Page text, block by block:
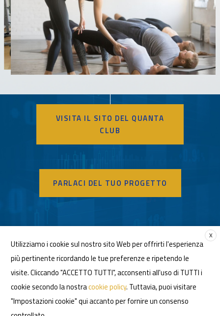
VISITA IL SITO DEL QUANTA
CLUB
IL SITO DEL QUANTA CLUB
PARLACI DEL TUO PROGETTO
PARLACI DEL TUO PROGETTO
F.D.Q. S.R.L. con Socio Unico - Via Assietta, 19
20161 Milano Italia P.I. 10405100966 Cap. soc.
1.148.000 € iv
X
Utilizziamo i cookie sul nostro sito Web per offrirti l'esperienza
più pertinente ricordando le tue preferenze e ripetendo le
visite. Cliccando "ACCETTO TUTTI", acconsenti all'uso di TUTTI i
cookie secondo la nostracookie policy. Tuttavia, puoi visitare
"Impostazioni cookie" qui accanto per fornire un consenso